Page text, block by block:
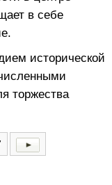
в себе
исторической
торжества